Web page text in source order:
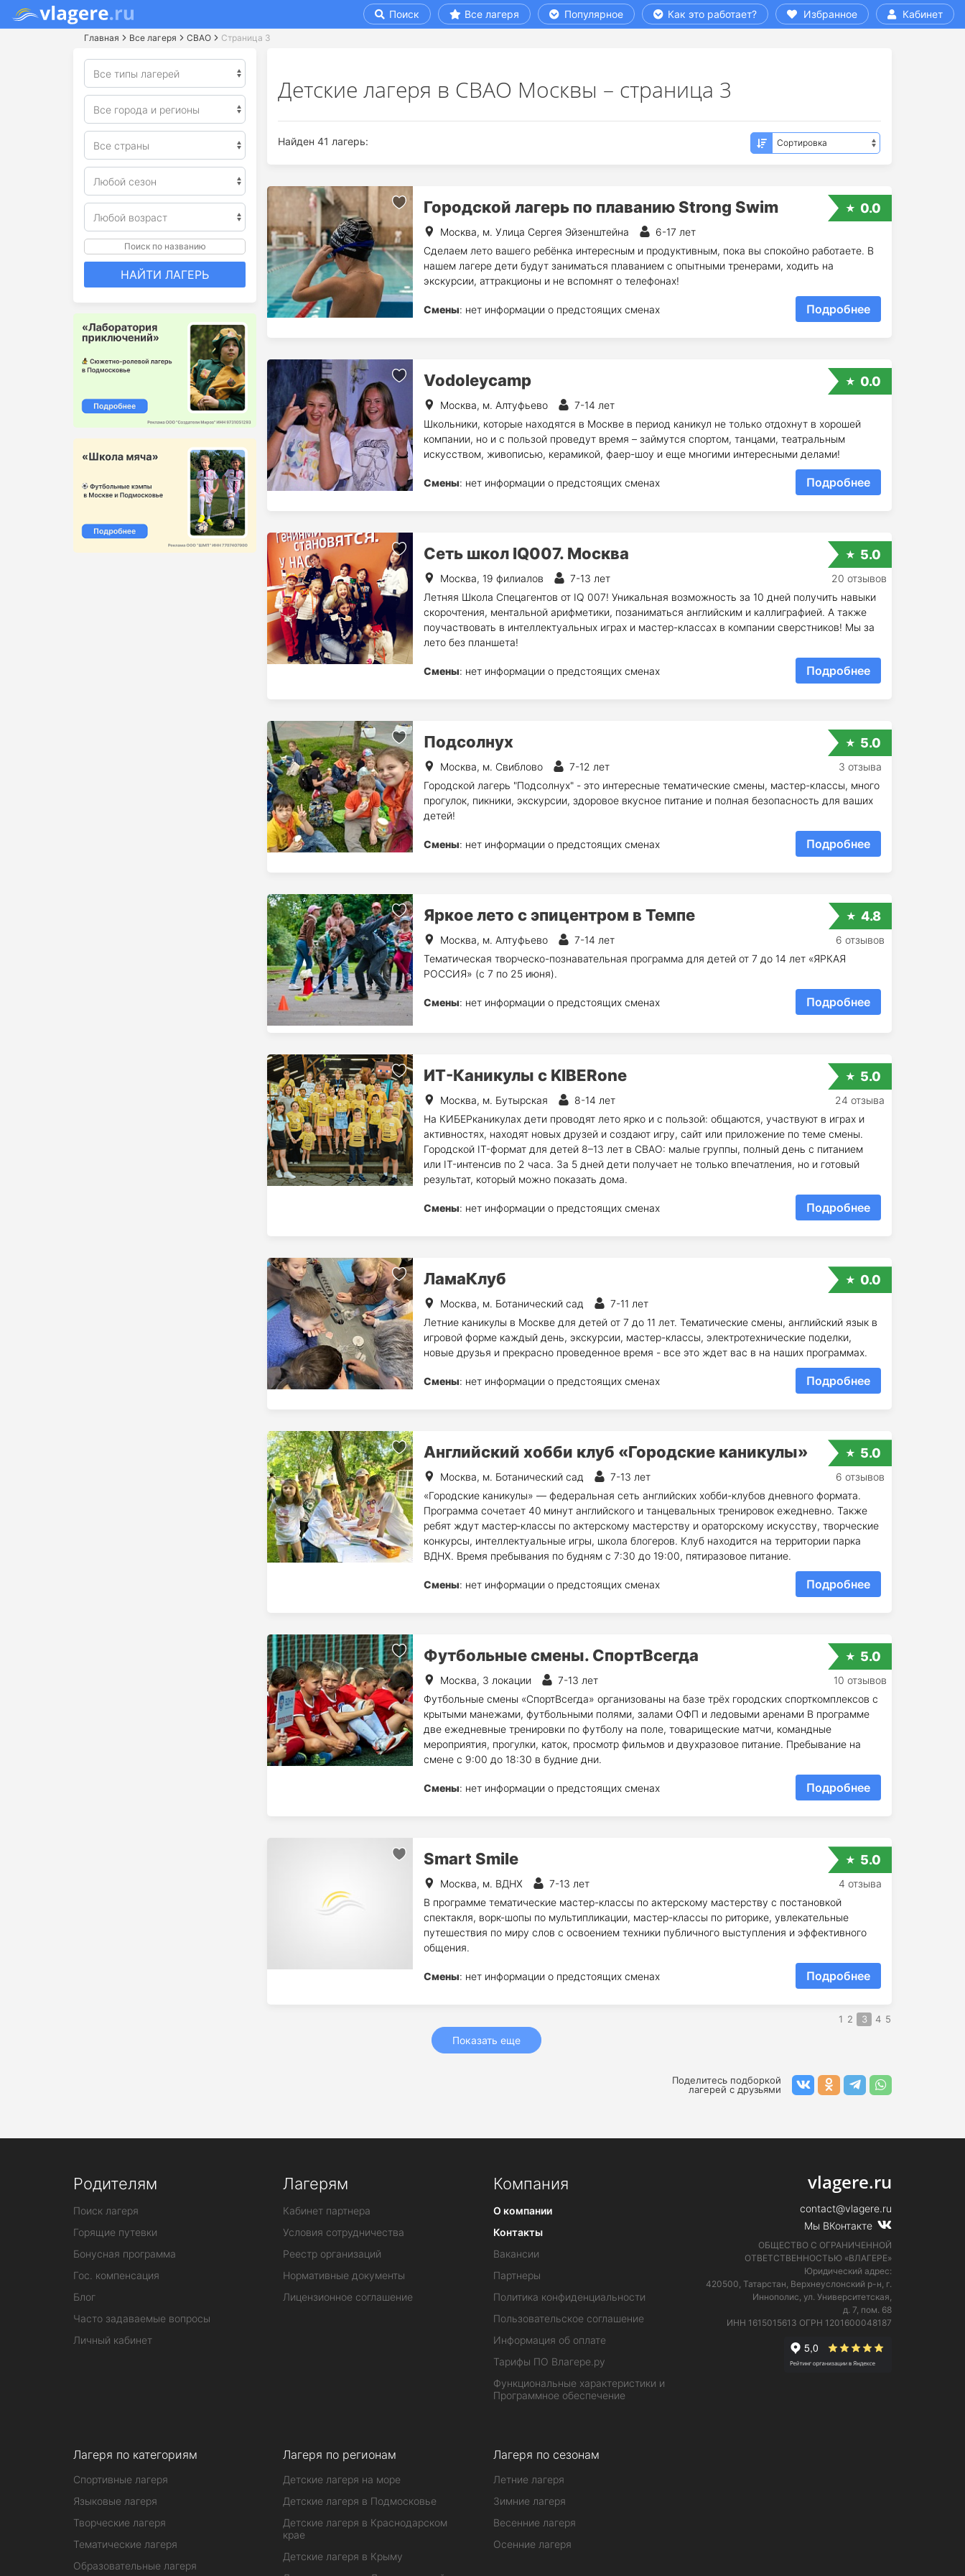
Поиск Все лагеря Популярное Как это работает? Избранное Кабинет
Главная Все лагеря СВАО Страница 3
Поиск по названию
НАЙТИ ЛАГЕРЬ
Детские лагеря в СВАО Москвы – страница 3
Найден 41 лагерь:
Городской лагерь по плаванию Strong Swim
Москва, м. Улица Сергея Эйзенштейна
6-17 лет
Сделаем лето вашего ребёнка интересным и продуктивным, пока вы спокойно работаете. В
нашем лагере дети будут заниматься плаванием с опытными тренерами, ходить на
экскурсии, аттракционы и не вспомнят о телефонах!
Смены: нет информации о предстоящих сменах Подробнее
0.0
Vodoleycamp
Москва, м. Алтуфьево
7-14 лет
Школьники, которые находятся в Москве в период каникул не только отдохнут в хорошей
компании, но и с пользой проведут время – займутся спортом, танцами, театральным
искусством, живописью, керамикой, фаер-шоу и еще многими интересными делами!
Смены: нет информации о предстоящих сменах Подробнее
0.0
Сеть школ IQ007. Москва
Москва, 19 филиалов
7-13 лет
Летняя Школа Спецагентов от IQ 007! Уникальная возможность за 10 дней получить навыки
скорочтения, ментальной арифметики, позаниматься английским и каллиграфией. А также
поучаствовать в интеллектуальных играх и мастер-классах в компании сверстников! Мы за
лето без планшета!
Смены: нет информации о предстоящих сменах Подробнее
5.0
20 отзывов
Подсолнух
Москва, м. Свиблово
7-12 лет
Городской лагерь "Подсолнух" - это интересные тематические смены, мастер-классы, много
прогулок, пикники, экскурсии, здоровое вкусное питание и полная безопасность для ваших
детей!
Смены: нет информации о предстоящих сменах Подробнее
5.0
3 отзыва
Яркое лето с эпицентром в Темпе
Москва, м. Алтуфьево
7-14 лет
Тематическая творческо-познавательная программа для детей от 7 до 14 лет «ЯРКАЯ
РОССИЯ» (с 7 по 25 июня).
Смены: нет информации о предстоящих сменах Подробнее
4.8
6 отзывов
ИТ-Каникулы с KIBERone
Москва, м. Бутырская
8-14 лет
На КИБЕРканикулах дети проводят лето ярко и с пользой: общаются, участвуют в играх и
активностях, находят новых друзей и создают игру, сайт или приложение по теме смены.
Городской IT-формат для детей 8–13 лет в СВАО: малые группы, полный день с питанием
или IT-интенсив по 2 часа. За 5 дней дети получает не только впечатления, но и готовый
результат, который можно показать дома.
Смены: нет информации о предстоящих сменах Подробнее
5.0
24 отзыва
ЛамаКлуб
Москва, м. Ботанический сад
7-11 лет
Летние каникулы в Москве для детей от 7 до 11 лет. Тематические смены, английский язык в
игровой форме каждый день, экскурсии, мастер-классы, электротехнические поделки,
новые друзья и прекрасно проведенное время - все это ждет вас в на наших программах.
Смены: нет информации о предстоящих сменах Подробнее
0.0
Английский хобби клуб «Городские каникулы»
Москва, м. Ботанический сад
7-13 лет
«Городские каникулы» — федеральная сеть английских хобби-клубов дневного формата.
Программа сочетает 40 минут английского и танцевальных тренировок ежедневно. Также
ребят ждут мастер‑классы по актерскому мастерству и ораторскому искусству, творческие
конкурсы, интеллектуальные игры, школа блогеров. Клуб находится на территории парка
ВДНХ. Время пребывания по будням с 7:30 до 19:00, пятиразовое питание.
Смены: нет информации о предстоящих сменах Подробнее
5.0
6 отзывов
Футбольные смены. СпортВсегда
Москва, 3 локации
7-13 лет
Футбольные смены «СпортВсегда» организованы на базе трёх городских спорткомплексов с
крытыми манежами, футбольными полями, залами ОФП и ледовыми аренами В программе
две ежедневные тренировки по футболу на поле, товарищеские матчи, командные
мероприятия, прогулки, каток, просмотр фильмов и двухразовое питание. Пребывание на
смене с 9:00 до 18:30 в будние дни.
Смены: нет информации о предстоящих сменах Подробнее
5.0
10 отзывов
Smart Smile
Москва, м. ВДНХ
7-13 лет
В программе тематические мастер-классы по актерскому мастерству с постановкой
спектакля, ворк-шопы по мультипликации, мастер-классы по риторике, увлекательные
путешествия по миру слов с освоением техники публичного выступления и эффективного
общения.
Смены: нет информации о предстоящих сменах Подробнее
5.0
4 отзыва
1 2 3 4 5
Показать еще
Поделитесь подборкой
лагерей с друзьями
Родителям
Поиск лагеря
Горящие путевки
Бонусная программа
Гос. компенсация
Блог
Часто задаваемые вопросы
Личный кабинет
Лагерям
Кабинет партнера
Условия сотрудничества
Реестр организаций
Нормативные документы
Лицензионное соглашение
Компания
О компании
Контакты
Вакансии
Партнеры
Политика конфиденциальности
Пользовательское соглашение
Информация об оплате
Тарифы ПО Влагере.ру
Функциональные характеристики и
Программное обеспечение
Лагеря по категориям
Спортивные лагеря
Языковые лагеря
Творческие лагеря
Тематические лагеря
Образовательные лагеря
Лагеря по регионам
Детские лагеря на море
Детские лагеря в Подмосковье
Детские лагеря в Краснодарском
крае
Детские лагеря в Крыму
Лагеря по сезонам
Летние лагеря
Зимние лагеря
Весенние лагеря
Осенние лагеря
vlagere.ru
contact@vlagere.ru
Мы ВКонтакте
ОБЩЕСТВО С ОГРАНИЧЕННОЙ
ОТВЕТСТВЕННОСТЬЮ «ВЛАГЕРЕ»
Юридический адрес:
420500, Татарстан, Верхнеуслонский р-н, г.
Иннополис, ул. Университетская,
д. 7, пом. 68
ИНН 1615015613 ОГРН 1201600048187